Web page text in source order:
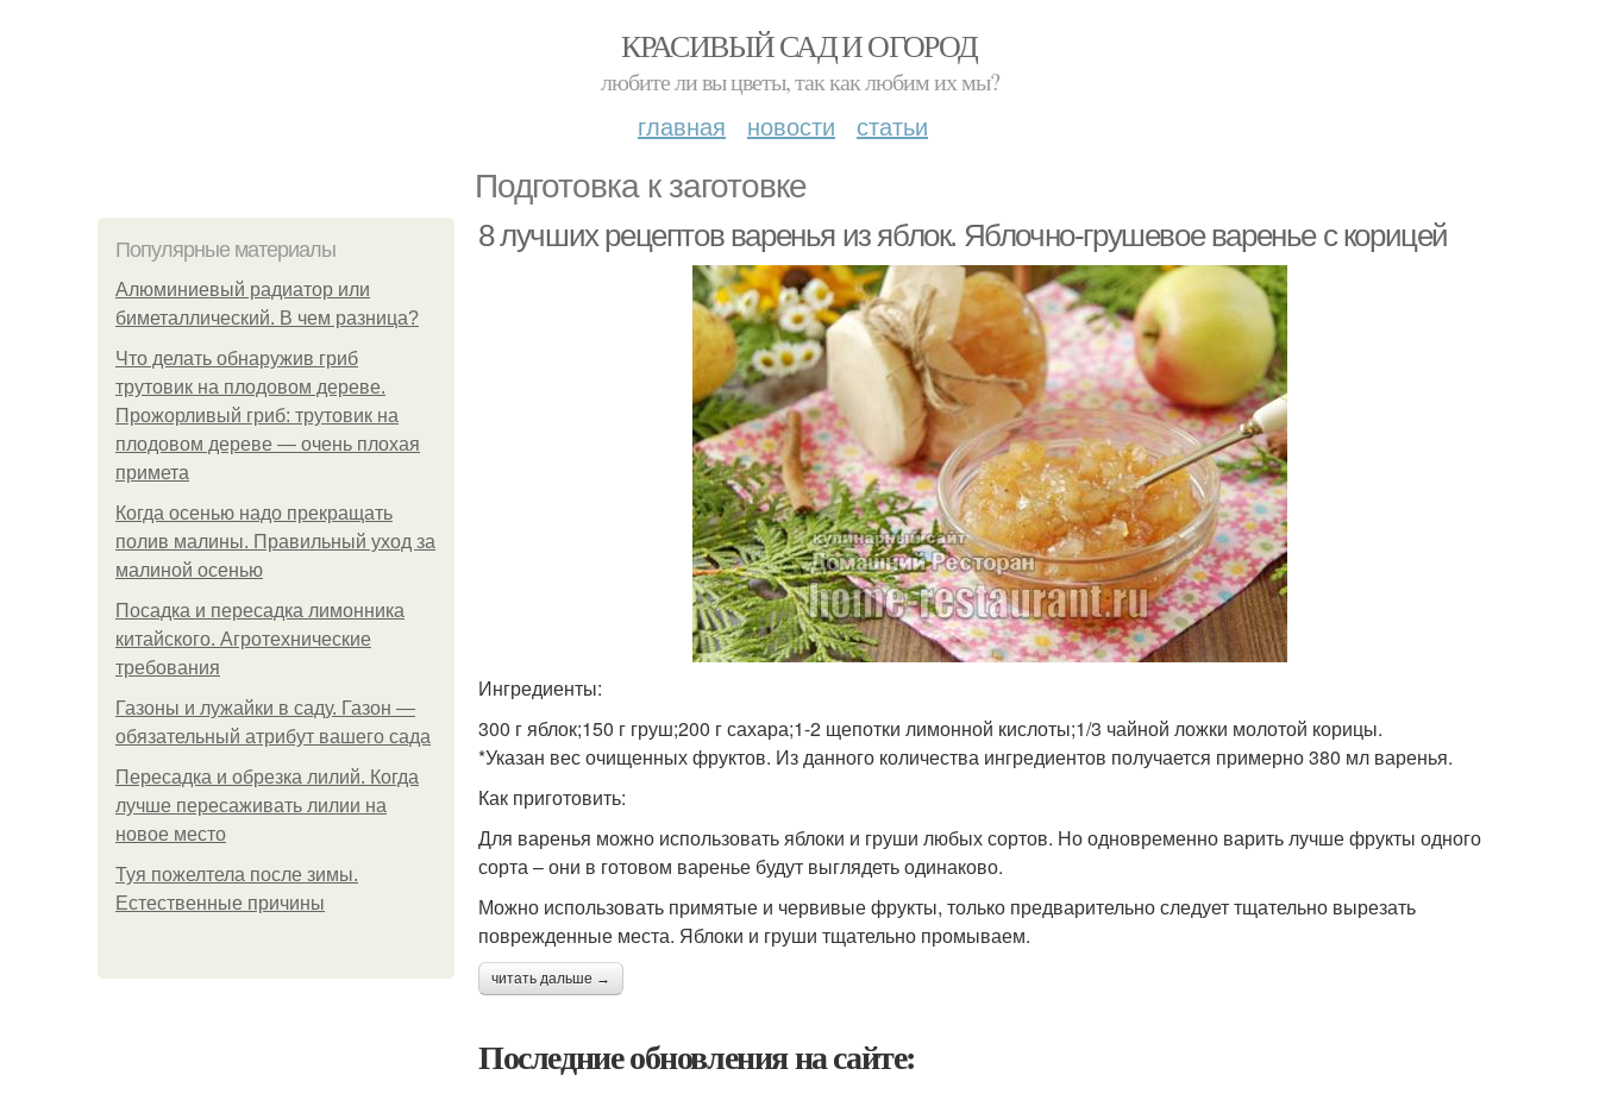
КРАСИВЫЙ САД И ОГОРОД
любите ли вы цветы, так как любим их мы?
главная новости статьи
Подготовка к заготовке
Популярные материалы
Алюминиевый радиатор или
биметаллический. В чем разница?
Что делать обнаружив гриб
трутовик на плодовом дереве.
Прожорливый гриб: трутовик на
плодовом дереве — очень плохая
примета
Когда осенью надо прекращать
полив малины. Правильный уход за
малиной осенью
Посадка и пересадка лимонника
китайского. Агротехнические
требования
Газоны и лужайки в саду. Газон —
обязательный атрибут вашего сада
Пересадка и обрезка лилий. Когда
лучше пересаживать лилии на
новое место
Туя пожелтела после зимы.
Естественные причины
8 лучших рецептов варенья из яблок. Яблочно-грушевое варенье с корицей
Ингредиенты:
300 г яблок;150 г груш;200 г сахара;1-2 щепотки лимонной кислоты;1/3 чайной ложки молотой корицы.
*Указан вес очищенных фруктов. Из данного количества ингредиентов получается примерно 380 мл варенья.
Как приготовить:
Для варенья можно использовать яблоки и груши любых сортов. Но одновременно варить лучше фрукты одного
сорта – они в готовом варенье будут выглядеть одинаково.
Можно использовать примятые и червивые фрукты, только предварительно следует тщательно вырезать
поврежденные места. Яблоки и груши тщательно промываем.
читать дальше →
Последние обновления на сайте: